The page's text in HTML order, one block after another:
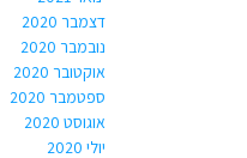
דצמבר 2020
נובמבר 2020
אוקטובר 2020
ספטמבר 2020
אוגוסט 2020
יולי 2020